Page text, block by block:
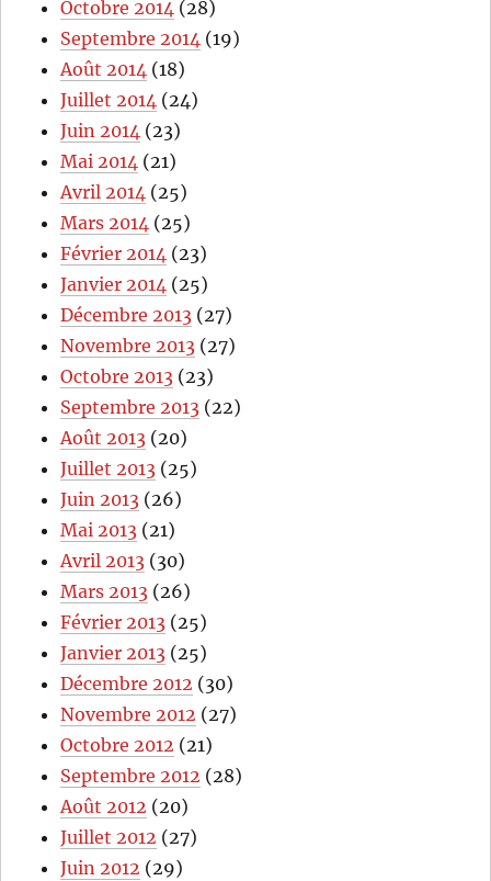
Octobre 2014 (28)
Septembre 2014 (19)
Août 2014 (18)
Juillet 2014 (24)
Juin 2014 (23)
Mai 2014 (21)
Avril 2014 (25)
Mars 2014 (25)
Février 2014 (23)
Janvier 2014 (25)
Décembre 2013 (27)
Novembre 2013 (27)
Octobre 2013 (23)
Septembre 2013 (22)
Août 2013 (20)
Juillet 2013 (25)
Juin 2013 (26)
Mai 2013 (21)
Avril 2013 (30)
Mars 2013 (26)
Février 2013 (25)
Janvier 2013 (25)
Décembre 2012 (30)
Novembre 2012 (27)
Octobre 2012 (21)
Septembre 2012 (28)
Août 2012 (20)
Juillet 2012 (27)
Juin 2012 (29)